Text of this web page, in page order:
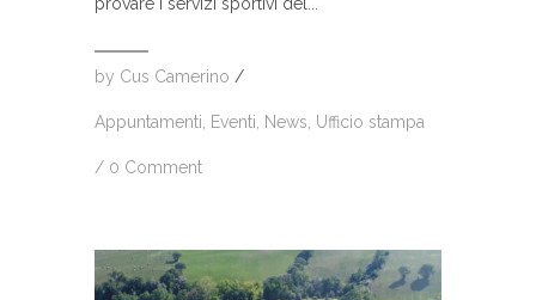
provare i servizi sportivi del...
by Cus Camerino /
Appuntamenti, Eventi, News, Ufficio stampa
/ 0 Comment